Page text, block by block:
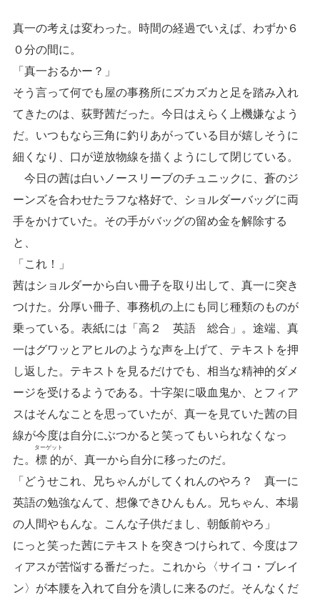
真一の考えは変わった。時間の経過でいえば、わずか６
０分の間に。
「真一おるかー？」
そう言って何でも屋の事務所にズカズカと足を踏み入れ
てきたのは、荻野茜だった。今日はえらく上機嫌なよう
だ。いつもなら三角に釣りあがっている目が嬉しそうに
細くなり、口が逆放物線を描くようにして閉じている。
今日の茜は白いノースリーブのチュニックに、蒼のジ
ーンズを合わせたラフな格好で、ショルダーバッグに両
手をかけていた。その手がバッグの留め金を解除する
と、
「これ！」
茜はショルダーから白い冊子を取り出して、真一に突き
つけた。分厚い冊子、事務机の上にも同じ種類のものが
乗っている。表紙には「高２ 英語 総合」。途端、真
一はグワッとアヒルのような声を上げて、テキストを押
し返した。テキストを見るだけでも、相当な精神的ダメ
ージを受けるようである。十字架に吸血鬼か、とフィア
スはそんなことを思っていたが、真一を見ていた茜の目
線が今度は自分にぶつかると笑ってもいられなくなっ
た。 標的
ターゲット
が、真一から自分に移ったのだ。
「どうせこれ、兄ちゃんがしてくれんのやろ？ 真一に
英語の勉強なんて、想像できひんもん。兄ちゃん、本場
の人間やもんな。こんな子供だまし、朝飯前やろ」
にっと笑った茜にテキストを突きつけられて、今度はフ
ィアスが苦悩する番だった。これから〈サイコ・ブレイ
ン〉が本腰を入れて自分を潰しに来るのだ。そんなくだ